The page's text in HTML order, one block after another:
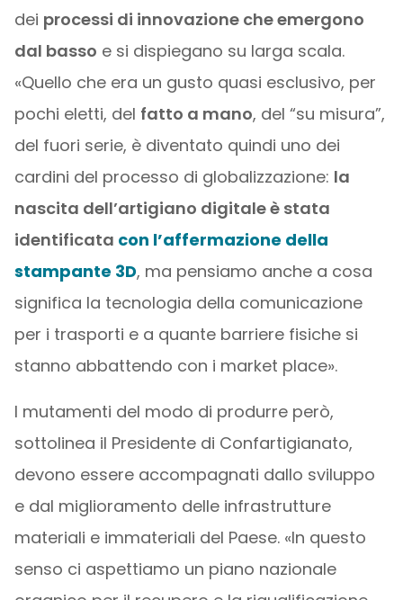
dei processi di innovazione che emergono
dal basso e si dispiegano su larga scala.
«Quello che era un gusto quasi esclusivo, per
pochi eletti, del fatto a mano, del “su misura”,
del fuori serie, è diventato quindi uno dei
cardini del processo di globalizzazione: la
nascita dell’artigiano digitale è stata
identificata con l’affermazione della
stampante 3D, ma pensiamo anche a cosa
significa la tecnologia della comunicazione
per i trasporti e a quante barriere fisiche si
stanno abbattendo con i market place».
I mutamenti del modo di produrre però,
sottolinea il Presidente di Confartigianato,
devono essere accompagnati dallo sviluppo
e dal miglioramento delle infrastrutture
materiali e immateriali del Paese. «In questo
senso ci aspettiamo un piano nazionale